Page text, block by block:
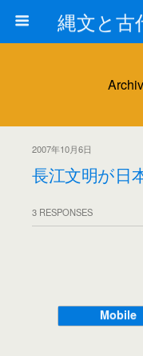
2007年10月6日
長江文明が日
3 RESPONSES
Mobile